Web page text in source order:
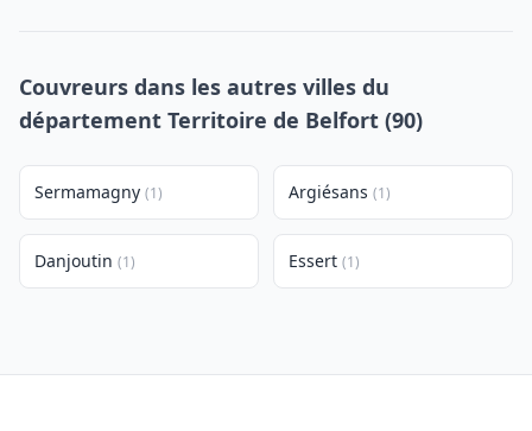
Couvreurs dans les autres villes du
département Territoire de Belfort (90)
Sermamagny (1) Argiésans (1)
Danjoutin (1) Essert (1)